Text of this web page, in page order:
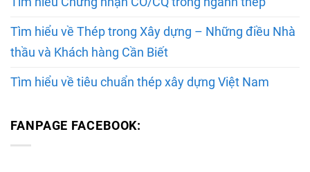
Tìm hiểu về Thép trong Xây dựng – Những điều Nhà
thầu và Khách hàng Cần Biết
Tìm hiểu về tiêu chuẩn thép xây dựng Việt Nam
FANPAGE FACEBOOK: